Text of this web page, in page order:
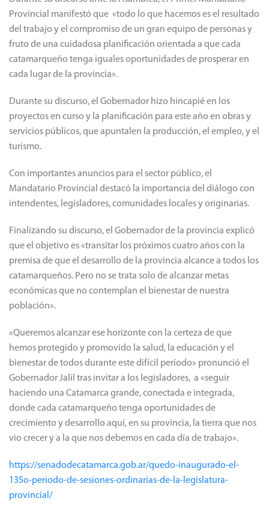
Provincial manifestó que «todo lo que hacemos es el resultado
del trabajo y el compromiso de un gran equipo de personas y
fruto de una cuidadosa planificación orientada a que cada
catamarqueño tenga iguales oportunidades de prosperar en
cada lugar de la provincia».
Durante su discurso, el Gobernador hizo hincapié en los
proyectos en curso y la planificación para este año en obras y
servicios públicos, que apuntalen la producción, el empleo, y el
turismo.
Con importantes anuncios para el sector público, el
Mandatario Provincial destacó la importancia del diálogo con
intendentes, legisladores, comunidades locales y originarias.
Finalizando su discurso, el Gobernador de la provincia explicó
que el objetivo es «transitar los próximos cuatro años con la
premisa de que el desarrollo de la provincia alcance a todos los
catamarqueños. Pero no se trata solo de alcanzar metas
económicas que no contemplan el bienestar de nuestra
población».
«Queremos alcanzar ese horizonte con la certeza de que
hemos protegido y promovido la salud, la educación y el
bienestar de todos durante este difícil período» pronunció el
Gobernador Jalil tras invitar a los legisladores, a «seguir
haciendo una Catamarca grande, conectada e integrada,
donde cada catamarqueño tenga oportunidades de
crecimiento y desarrollo aquí, en su provincia, la tierra que nos
vio crecer y a la que nos debemos en cada día de trabajo».
https://senadodecatamarca.gob.ar/quedo-inaugurado-el-
135o-periodo-de-sesiones-ordinarias-de-la-legislatura-
provincial/